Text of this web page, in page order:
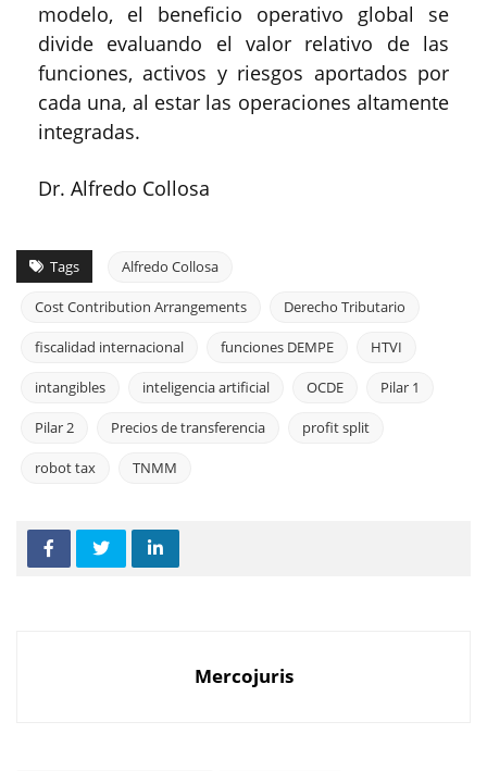
modelo, el beneficio operativo global se
divide evaluando el valor relativo de las
funciones, activos y riesgos aportados por
cada una, al estar las operaciones altamente
integradas.
Dr. Alfredo Collosa
Tags Alfredo Collosa
Cost Contribution Arrangements Derecho Tributario
fiscalidad internacional funciones DEMPE HTVI
intangibles inteligencia artificial OCDE Pilar 1
Pilar 2 Precios de transferencia profit split
robot tax TNMM
Mercojuris